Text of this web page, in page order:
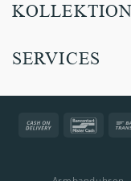
KOLLEKTION
SERVICES
Cash